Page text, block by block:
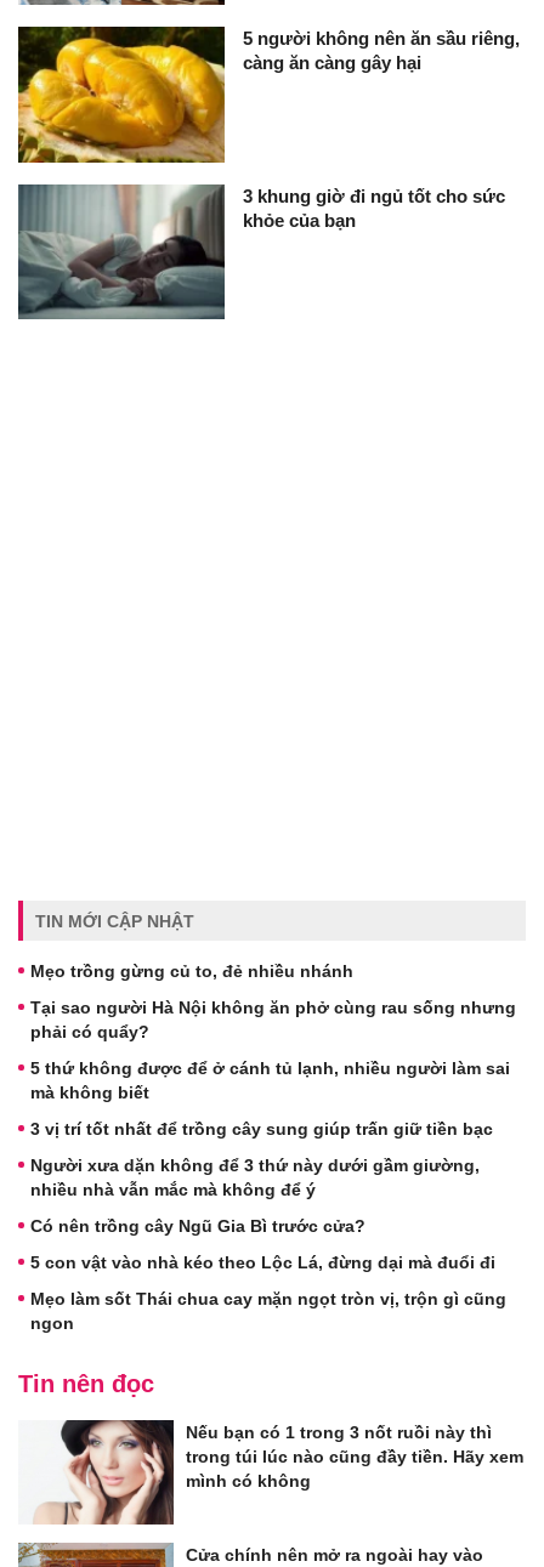
5 người không nên ăn sầu riêng,
càng ăn càng gây hại
3 khung giờ đi ngủ tốt cho sức
khỏe của bạn
TIN MỚI CẬP NHẬT
Mẹo trồng gừng củ to, đẻ nhiều nhánh
Tại sao người Hà Nội không ăn phở cùng rau sống nhưng
phải có quẩy?
5 thứ không được để ở cánh tủ lạnh, nhiều người làm sai
mà không biết
3 vị trí tốt nhất để trồng cây sung giúp trấn giữ tiền bạc
Người xưa dặn không để 3 thứ này dưới gầm giường,
nhiều nhà vẫn mắc mà không để ý
Có nên trồng cây Ngũ Gia Bì trước cửa?
5 con vật vào nhà kéo theo Lộc Lá, đừng dại mà đuổi đi
Mẹo làm sốt Thái chua cay mặn ngọt tròn vị, trộn gì cũng
ngon
Tin nên đọc
Nếu bạn có 1 trong 3 nốt ruồi này thì
trong túi lúc nào cũng đầy tiền. Hãy xem
mình có không
Cửa chính nên mở ra ngoài hay vào